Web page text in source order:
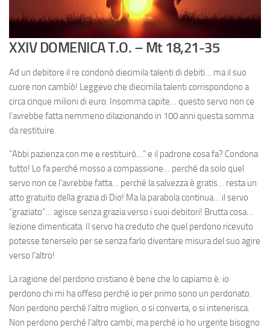
XXIV DOMENICA T.O. – Mt 18,21-35
Ad un debitore il re condonò diecimila talenti di debiti… ma il suo
cuore non cambiò! Leggevo che diecimila talenti corrispondono a
circa cinque milioni di euro. Insomma capite… questo servo non ce
l’avrebbe fatta nemmeno dilazionando in 100 anni questa somma
da restituire.
“Abbi pazienza con me e restituirò…” e il padrone cosa fa? Condona
tutto! Lo fa perché mosso a compassione… perché da solo quel
servo non ce l’avrebbe fatta… perché la salvezza è gratis… resta un
atto gratuito della grazia di Dio! Ma la parabola continua… il servo
“graziato”… agisce senza grazia verso i suoi debitori! Brutta cosa…
lezione dimenticata. Il servo ha creduto che quel perdono ricevuto
potesse tenerselo per se senza farlo diventare misura del suo agire
verso l’altro!
La ragione del perdono cristiano è bene che lo capiamo è: io
perdono chi mi ha offeso perché io per primo sono un perdonato.
Non perdono perché l’altro migliori, o si converta, o si intenerisca.
Non perdono perché l’altro cambi, ma perché io ho urgente bisogno